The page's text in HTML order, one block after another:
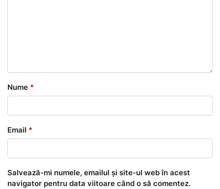
Nume *
Email *
Salvează-mi numele, emailul și site-ul web în acest
navigator pentru data viitoare când o să comentez.